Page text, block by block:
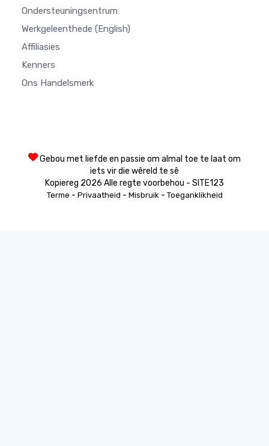
Ondersteuningsentrum
Werkgeleenthede (English)
Affiliasies
Kenners
Ons Handelsmerk
Gebou met liefde en passie om almal toe te laat om
iets vir die wêreld te sê
Kopiereg 2026 Alle regte voorbehou - SITE123
Terme - Privaatheid - Misbruik- Toeganklikheid